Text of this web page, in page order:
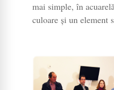
mai simple, în
culoare și un element